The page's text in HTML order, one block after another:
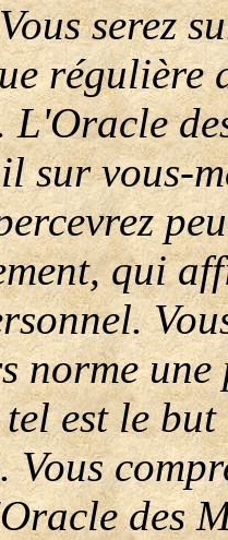
serez
régulière
L'Oracle
sur vous-
qui
norme
tel est le
Vous
des